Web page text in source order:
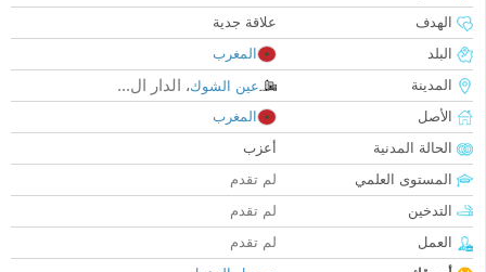
الهدف
علاقة جدية
البلد
المغرب
المدينة
عين الشوك، الدار ال...
الأصل
المغرب
الحالة المدنية
أعزب
المستوى العلمي
لم تقدم
التدخين
لم تقدم
العمل
لم تقدم